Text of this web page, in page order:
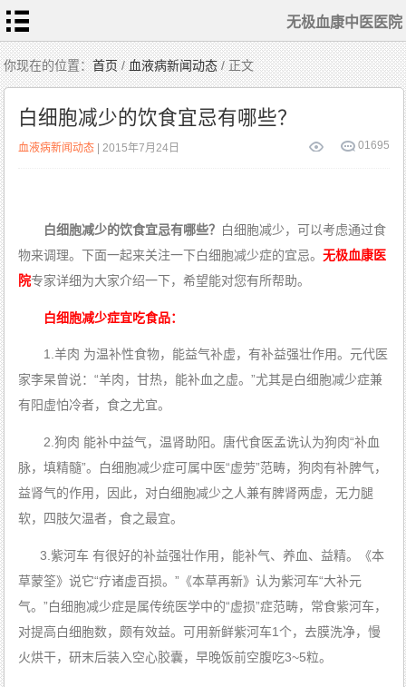
无极血康中医医院
首
页
医
生
随
笔
疾
病
动
态
白
血
病
治
疗
ITP
再
障
治
疗
MDS
治疗
血
康
动
态
你现在的位置：首页/血液病新闻动态/ 正文
白细胞减少的饮食宜忌有哪些？
1695
0
血液病新闻动态 | 2015年7月24日
白细胞减少的饮食宜忌有哪些？ 白细胞减少，可以考虑通过食
物来调理。下面一起来关注一下白细胞减少症的宜忌。无极血康医
院专家详细为大家介绍一下，希望能对您有所帮助。
白细胞减少症宜吃食品：
1.羊肉 为温补性食物，能益气补虚，有补益强壮作用。元代医
家李杲曾说：“羊肉，甘热，能补血之虚。”尤其是白细胞减少症兼
有阳虚怕冷者，食之尤宜。
2.狗肉 能补中益气，温肾助阳。唐代食医孟诜认为狗肉“补血
脉，填精髓”。白细胞减少症可属中医“虚劳”范畴，狗肉有补脾气，
益肾气的作用，因此，对白细胞减少之人兼有脾肾两虚，无力腿
软，四肢欠温者，食之最宜。
3.紫河车 有很好的补益强壮作用，能补气、养血、益精。《本
草蒙筌》说它“疗诸虚百损。”《本草再新》认为紫河车“大补元
气。”白细胞减少症是属传统医学中的“虚损”症范畴，常食紫河车，
对提高白细胞数，颇有效益。可用新鲜紫河车1个，去膜洗净，慢
火烘干，研末后装入空心胶囊，早晚饭前空腹吃3~5粒。